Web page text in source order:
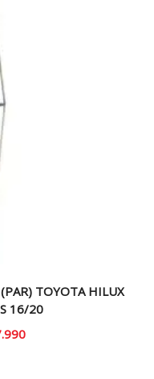
TOYOTA HILUX
16/20
El